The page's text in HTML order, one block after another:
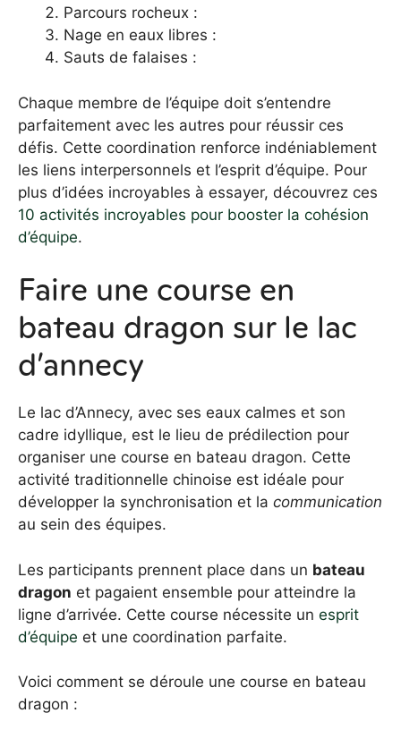
Parcours rocheux :
Nage en eaux libres :
Sauts de falaises :
Chaque membre de l’équipe doit s’entendre
parfaitement avec les autres pour réussir ces
défis. Cette coordination renforce indéniablement
les liens interpersonnels et l’esprit d’équipe. Pour
plus d’idées incroyables à essayer, découvrez ces
10 activités incroyables pour booster la cohésion
d’équipe.
Faire une course en
bateau dragon sur le lac
d’annecy
Le lac d’Annecy, avec ses eaux calmes et son
cadre idyllique, est le lieu de prédilection pour
organiser une course en bateau dragon. Cette
activité traditionnelle chinoise est idéale pour
développer la synchronisation et la communication
au sein des équipes.
Les participants prennent place dans un bateau
dragon et pagaient ensemble pour atteindre la
ligne d’arrivée. Cette course nécessite un esprit
d’équipe et une coordination parfaite.
Voici comment se déroule une course en bateau
dragon :